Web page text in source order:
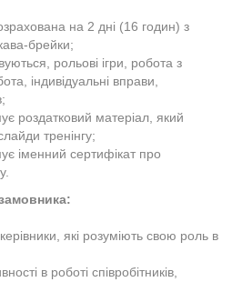
на 2 дні (16 годин) з
брейки;
рольові ігри, робота з
індивідуальні вправи,
роздатковий матеріал, який
тренінгу;
іменний сертифікат про
які розуміють свою роль в
в роботі співробітників,